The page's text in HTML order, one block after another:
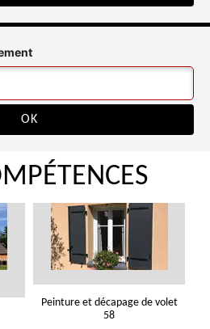
Peinture et décapage de volet
58